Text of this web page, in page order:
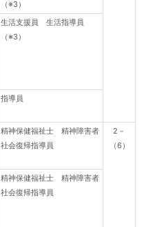
（※3）
生活支援員 生活指導員
（※3）
指導員
精神保健福祉士 精神障害者
社会復帰指導員
2－
（6）
精神保健福祉士 精神障害者
社会復帰指導員